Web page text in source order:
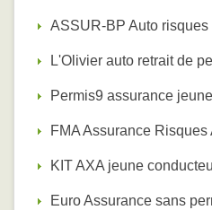
ASSUR-BP Auto risques
L'Olivier auto retrait de
Permis9 assurance
FMA Assurance Risques
KIT AXA jeune
Euro Assurance sans